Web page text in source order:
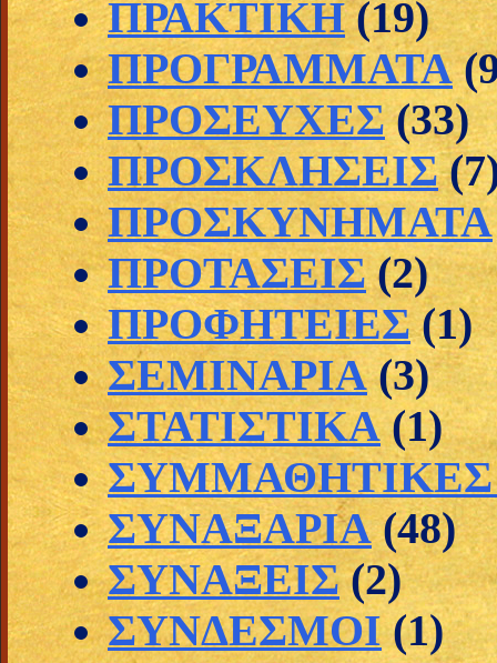
ΠΡΑΚΤΙΚΗ (19)
ΠΡΟΓΡΑΜΜΑΤΑ
ΠΡΟΣΕΥΧΕΣ (33)
ΠΡΟΣΚΛΗΣΕΙΣ
ΠΡΟΣΚΥΝΗΜΑΤΑ
ΠΡΟΤΑΣΕΙΣ (2)
ΠΡΟΦΗΤΕΙΕΣ (1)
ΣΕΜΙΝΑΡΙΑ (3)
ΣΤΑΤΙΣΤΙΚΑ (1)
ΣΥΜΜΑΘΗΤΙΚΕΣ
ΣΥΝΑΞΑΡΙΑ (48)
ΣΥΝΑΞΕΙΣ (2)
ΣΥΝΔΕΣΜΟΙ (1)